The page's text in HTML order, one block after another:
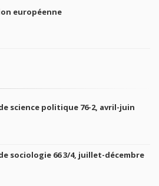
européenne
science politique 76-2, avril-juin
sociologie 66 3/4, juillet-décembre